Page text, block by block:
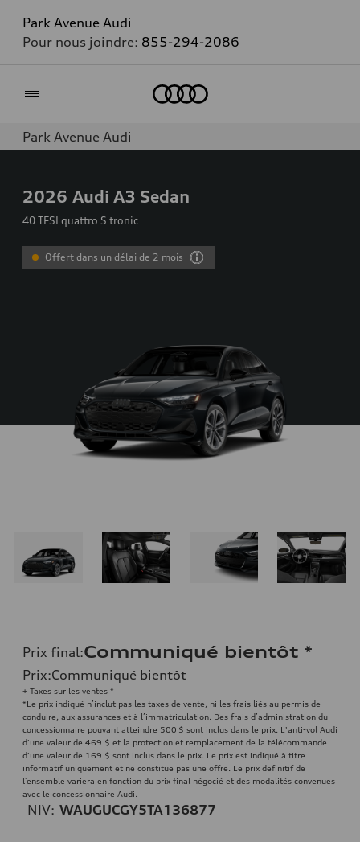
Park Avenue Audi
Pour nous joindre: 855-294-2086
Park Avenue Audi
2026 Audi A3 Sedan
40 TFSI quattro S tronic
Offert dans un délai de 2 mois
Prix final:Communiqué bientôt *
Prix:Communiqué bientôt
+ Taxes sur les ventes *
*Le prix indiqué n’inclut pas les taxes de vente, ni les frais liés au permis de
conduire, aux assurances et à l’immatriculation. Des frais d’administration du
concessionnaire pouvant atteindre 500 $ sont inclus dans le prix. L'anti-vol Audi
d'une valeur de 469 $ et la protection et remplacement de la télécommande
d'une valeur de 169 $ sont inclus dans le prix. Le prix est indiqué à titre
informatif uniquement et ne constitue pas une offre. Le prix définitif de
l’ensemble variera en fonction du prix final négocié et des modalités convenues
avec le concessionnaire Audi.
NIV: WAUGUCGY5TA136877